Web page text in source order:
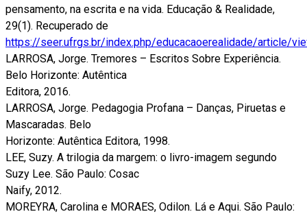
pensamento, na escrita e na vida. Educação & Realidade,
29(1). Recuperado de
https://seer.ufrgs.br/index.php/educacaoerealidade/article/
LARROSA, Jorge. Tremores – Escritos Sobre Experiência.
Belo Horizonte: Autêntica
Editora, 2016.
LARROSA, Jorge. Pedagogia Profana – Danças, Piruetas e
Mascaradas. Belo
Horizonte: Autêntica Editora, 1998.
LEE, Suzy. A trilogia da margem: o livro-imagem segundo
Suzy Lee. São Paulo: Cosac
Naify, 2012.
MOREYRA, Carolina e MORAES, Odilon. Lá e Aqui. São Paulo: